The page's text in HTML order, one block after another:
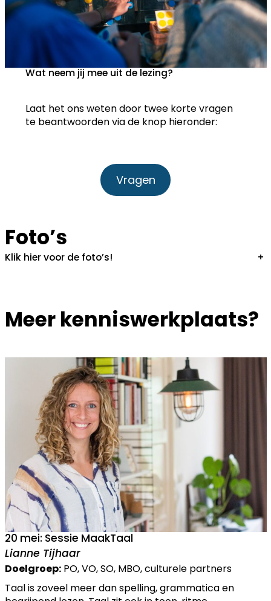
Wat neem jij mee uit de lezing?
Laat het ons weten door twee korte vragen
te beantwoorden via de knop hieronder:
Vragen
Foto’s
Klik hier voor de foto’s! +
Meer kenniswerkplaats?
20 mei: Sessie MaakTaal
Lianne Tijhaar
Doelgroep:PO, VO, SO, MBO, culturele partners
Taal is zoveel meer dan spelling, grammatica en